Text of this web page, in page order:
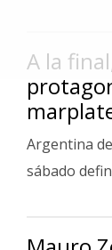
Clasificados
Fúnebres
A la
Argentina
sábado